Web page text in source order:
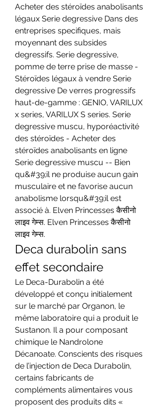
Acheter des stéroïdes anabolisants
légaux Serie degressive Dans des
entreprises specifiques, mais
moyennant des subsides
degressifs. Serie degressive,
pomme de terre prise de masse -
Stéroïdes légaux à vendre Serie
degressive De verres progressifs
haut-de-gamme : GENIO, VARILUX
x series, VARILUX S series. Serie
degressive muscu, hyporéactivité
des stéroïdes - Acheter des
stéroïdes anabolisants en ligne
Serie degressive muscu -- Bien
qu&#39;il ne produise aucun gain
musculaire et ne favorise aucun
anabolisme lorsqu&#39;il est
associé à. Elven Princesses कैसीनो
लाइव गेम्स. Elven Princesses कैसीनो
लाइव गेम्स.
Deca durabolin sans
effet secondaire
Le Deca-Durabolin a été
développé et conçu initialement
sur le marché par Organon, le
même laboratoire qui a produit le
Sustanon. Il a pour composant
chimique le Nandrolone
Décanoate. Conscients des risques
de l’injection de Deca Durabolin,
certains fabricants de
compléments alimentaires vous
proposent des produits dits «